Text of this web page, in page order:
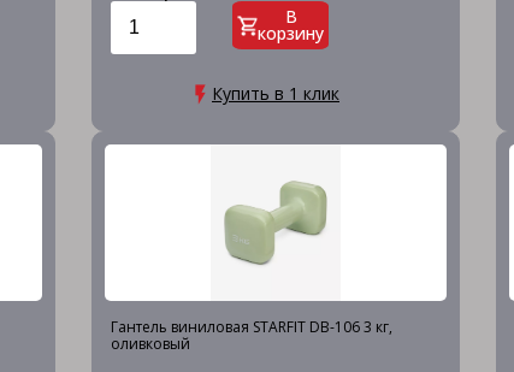
В
корзину
Купить в 1 клик
Гантель виниловая STARFIT DB-106 3 кг,
оливковый